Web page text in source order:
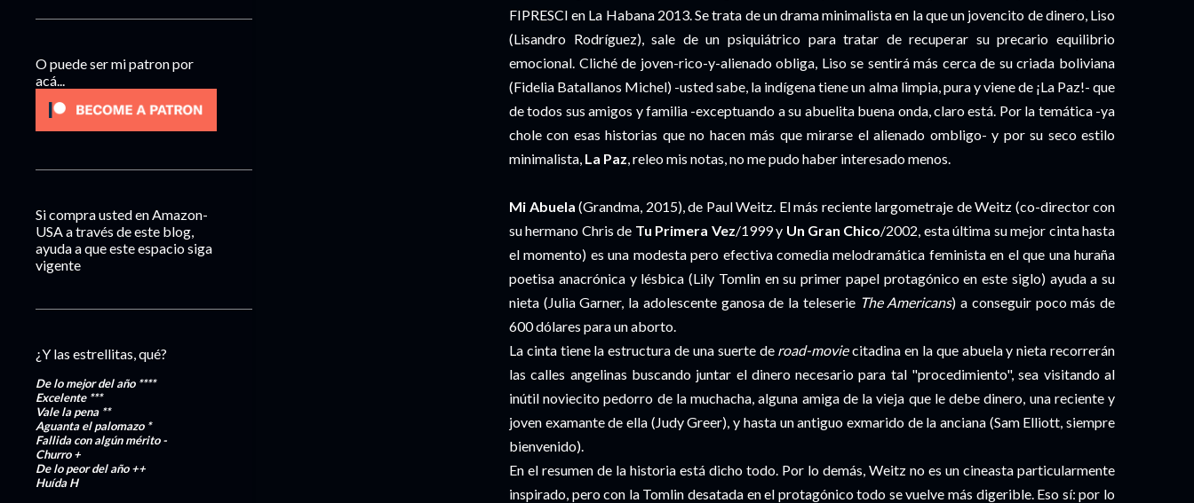
FIPRESCI en La Habana 2013. Se trata de un drama minimalista en la que un jovencito de dinero, Liso
(Lisandro Rodríguez), sale de un psiquiátrico para tratar de recuperar su precario equilibrio
emocional. Cliché de joven-rico-y-alienado obliga, Liso se sentirá más cerca de su criada boliviana
(Fidelia Batallanos Michel) -usted sabe, la indígena tiene un alma limpia, pura y viene de ¡La Paz!- que
de todos sus amigos y familia -exceptuando a su abuelita buena onda, claro está. Por la temática -ya
chole con esas historias que no hacen más que mirarse el alienado ombligo- y por su seco estilo
minimalista, La Paz, releo mis notas, no me pudo haber interesado menos.
Mi Abuela (Grandma, 2015), de Paul Weitz. El más reciente largometraje de Weitz (co-director con
su hermano Chris de Tu Primera Vez/1999 y Un Gran Chico/2002, esta última su mejor cinta hasta
el momento) es una modesta pero efectiva comedia melodramática feminista en el que una huraña
poetisa anacrónica y lésbica (Lily Tomlin en su primer papel protagónico en este siglo) ayuda a su
nieta (Julia Garner, la adolescente ganosa de la teleserie The Americans) a conseguir poco más de
600 dólares para un aborto.
La cinta tiene la estructura de una suerte de road-moviecitadina en la que abuela y nieta recorrerán
las calles angelinas buscando juntar el dinero necesario para tal "procedimiento", sea visitando al
inútil noviecito pedorro de la muchacha, alguna amiga de la vieja que le debe dinero, una reciente y
joven examante de ella (Judy Greer), y hasta un antiguo exmarido de la anciana (Sam Elliott, siempre
bienvenido).
En el resumen de la historia está dicho todo. Por lo demás, Weitz no es un cineasta particularmente
inspirado, pero con la Tomlin desatada en el protagónico todo se vuelve más digerible. Eso sí: por lo
O puede ser mi patron por
acá...
Si compra usted en Amazon-
USA a través de este blog,
ayuda a que este espacio siga
vigente
¿Y las estrellitas, qué?
De lo mejor del año ****
Excelente***
Vale la pena **
Aguanta el palomazo *
Fallida con algún mérito-
Churro+
De lo peor del año++
HuídaH